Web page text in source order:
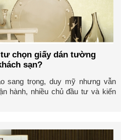
chọn giấy dán tường
sạn?
sang trọng, duy mỹ nhưng vẫn
hành, nhiều chủ đầu tư và kiến